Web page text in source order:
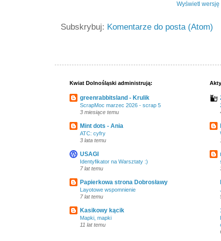
Wyświetl
Subskrybuj: Komentarze do posta (Atom)
Kwiat Dolnośląski administrują:
greenrabbitsland - Krulik
ScrapMoc marzec 2026 - scrap 5
3 miesiące temu
Mint dots - Ania
ATC: cyfry
3 lata temu
USAGI
Identyfikator na Warsztaty :)
7 lat temu
Papierkowa strona Dobrosławy
Layotowe wspomnienie
7 lat temu
Kasikowy kącik
Mapki, mapki
11 lat temu